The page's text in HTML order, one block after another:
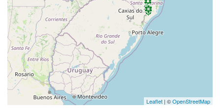
Leaflet | ©OpenStreetMap